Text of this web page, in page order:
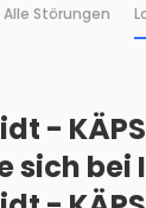
Alle Störungen
-
sich bei